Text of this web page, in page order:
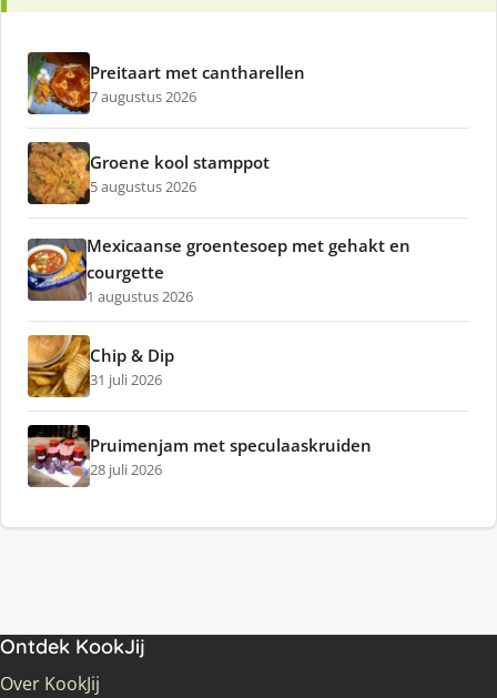
Preitaart met cantharellen
7 augustus 2026
Groene kool stamppot
5 augustus 2026
Mexicaanse groentesoep met gehakt en
courgette
1 augustus 2026
Chip & Dip
31 juli 2026
Pruimenjam met speculaaskruiden
28 juli 2026
Ontdek KookJij
Over KookJij